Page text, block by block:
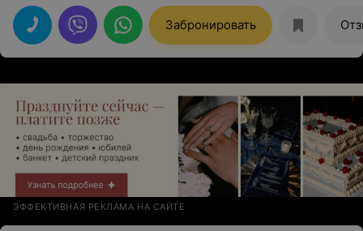
шикарные. Культурная программа разнообразная и
тоже интересная, экскурсии, концерты, караоке и
многое другое. СПА- комплекс выше всяких похвал.
Забронировать
ЭФФЕКТИВНАЯ РЕКЛАМА НА САЙТЕ